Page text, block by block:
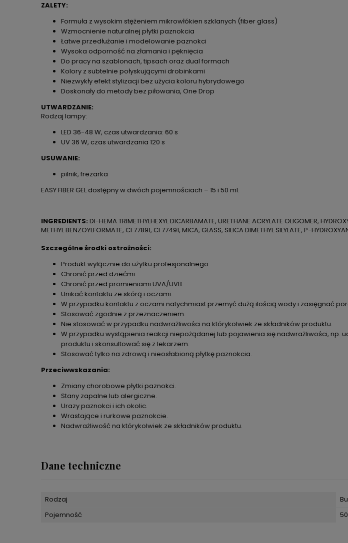
ZALETY:
Formuła z wysokim stężeniem mikrowłókien szklanych (fiber glass)
Wzmocnienie naturalnej płytki paznokcia
Łatwe przedłużanie i modelowanie paznokci
Wysoka odporność na złamania i pęknięcia
Do pracy na szablonach, tipsach oraz dual formach
Kolory z subtelnie połyskującymi drobinkami
Niezwykły efekt stylizacji bez użycia koloru hybrydowego
Doskonały do metody bez piłowania, One Drop
UTWARDZANIE:
Rodzaj lampy:
LED 36-48 W, czas utwardzania: 60 s
UV 36 W, czas utwardzania 120 s
USUWANIE:
pilnik, frezarka
EASY FIBER GEL dostępny w dwóch pojemnościach – 15 i 50 ml.
INGREDIENTS: DI-HEMA TRIMETHYLHEXYL DICARBAMATE, URETHANE ACRYLATE OLIGOMER,
METHYL BENZOYLFORMATE, CI 77891, CI 77491, MICA, GLASS, SILICA DIMETHYL SILYLATE, P-
Szczególne środki ostrożności:
Produkt wylącznie do użytku profesjonalnego.
Chronić przed dziećmi.
Chronić przed promieniami UVA/UVB.
Unikać kontaktu ze skórą i oczami.
W przypadku kontaktu z oczami natychmiast przemyć dużą ilością wody i zasięgnać
Stosować zgodnie z przeznaczeniem.
Nie stosować w przypadku nadwrażliwości na którykolwiek ze składników produktu.
W przypadku wystąpienia reakcji niepożądanej lub pojawienia się nadwrażliwości,
produktu i skonsultować się z lekarzem.
Stosować tylko na zdrową i nieosłabioną płytkę paznokcia.
Przeciwwskazania:
Zmiany chorobowe płytki paznokci.
Stany zapalne lub alergiczne.
Urazy paznokci i ich okolic.
Wrastające i rurkowe paznokcie.
Nadwrażliwość na którykolwiek ze składników produktu.
Dane techniczne
Rodzaj
Pojemność